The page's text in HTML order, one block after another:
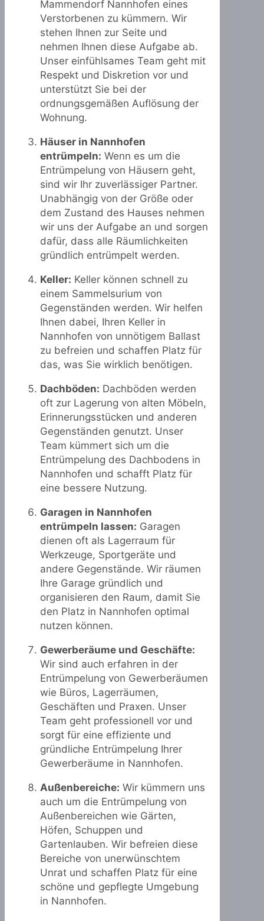
Mammendorf Nannhofen eines
Verstorbenen zu kümmern. Wir
stehen Ihnen zur Seite und
nehmen Ihnen diese Aufgabe ab.
Unser einfühlsames Team geht mit
Respekt und Diskretion vor und
unterstützt Sie bei der
ordnungsgemäßen Auflösung der
Wohnung.
Häuser in Nannhofen
entrümpeln: Wenn es um die
Entrümpelung von Häusern geht,
sind wir Ihr zuverlässiger Partner.
Unabhängig von der Größe oder
dem Zustand des Hauses nehmen
wir uns der Aufgabe an und sorgen
dafür, dass alle Räumlichkeiten
gründlich entrümpelt werden.
Keller: Keller können schnell zu
einem Sammelsurium von
Gegenständen werden. Wir helfen
Ihnen dabei, Ihren Keller in
Nannhofen von unnötigem Ballast
zu befreien und schaffen Platz für
das, was Sie wirklich benötigen.
Dachböden: Dachböden werden
oft zur Lagerung von alten Möbeln,
Erinnerungsstücken und anderen
Gegenständen genutzt. Unser
Team kümmert sich um die
Entrümpelung des Dachbodens in
Nannhofen und schafft Platz für
eine bessere Nutzung.
Garagen in Nannhofen
entrümpeln lassen: Garagen
dienen oft als Lagerraum für
Werkzeuge, Sportgeräte und
andere Gegenstände. Wir räumen
Ihre Garage gründlich und
organisieren den Raum, damit Sie
den Platz in Nannhofen optimal
nutzen können.
Gewerberäume und Geschäfte:
Wir sind auch erfahren in der
Entrümpelung von Gewerberäumen
wie Büros, Lagerräumen,
Geschäften und Praxen. Unser
Team geht professionell vor und
sorgt für eine effiziente und
gründliche Entrümpelung Ihrer
Gewerberäume in Nannhofen.
Außenbereiche: Wir kümmern uns
auch um die Entrümpelung von
Außenbereichen wie Gärten,
Höfen, Schuppen und
Gartenlauben. Wir befreien diese
Bereiche von unerwünschtem
Unrat und schaffen Platz für eine
schöne und gepflegte Umgebung
in Nannhofen.